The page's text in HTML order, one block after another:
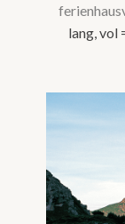
lang, vol